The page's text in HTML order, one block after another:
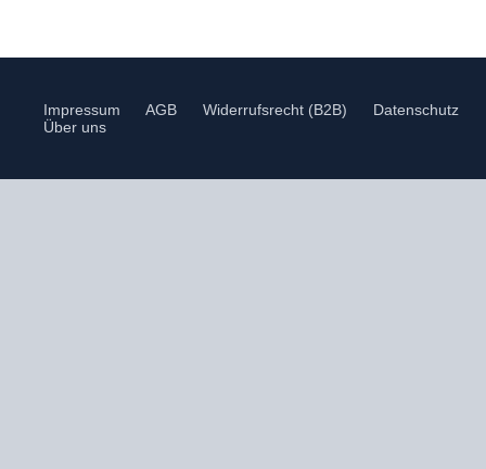
Impressum AGB Widerrufsrecht (B2B) Datenschutz
Über uns